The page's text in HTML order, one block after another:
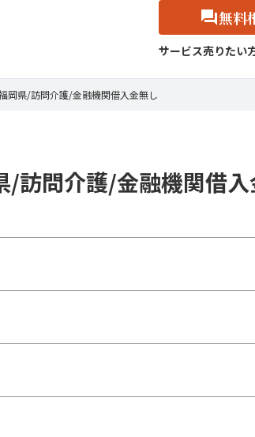
無料
サービス売りたい
岡県/訪問介護/金融機関借入金無し
/訪問介護/金融機関借